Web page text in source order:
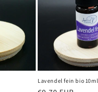
Lavendel fein bio 10ml